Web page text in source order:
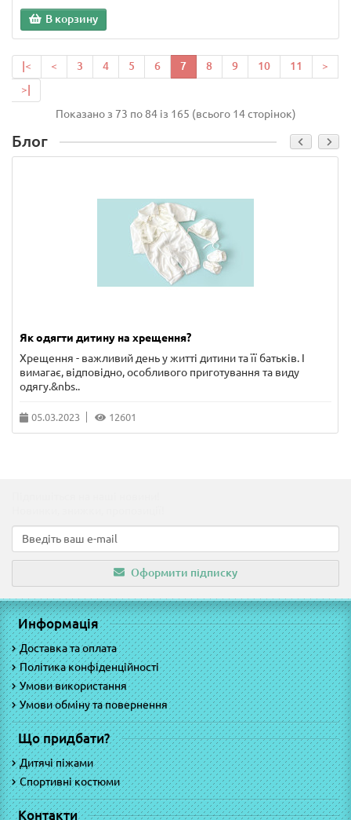
В корзину
|< < 3 4 5 6 7 8 9 10 11
>
>|
Показано з 73 по 84 із 165 (всього 14 сторінок)
Блог
Як одягти дитину на хрещення?
Хрещення - важливий день у житті дитини та її батьків. І
вимагає, відповідно, особливого приготування та виду
одягу.&nbs..
05.03.2023 12601
Оформити підписку
Информація
Доставка та оплата
Політика конфіденційності
Умови використання
Умови обміну та повернення
Що придбати?
Дитячі піжами
Спортивні костюми
Контакти